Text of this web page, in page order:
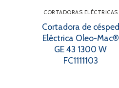
CORTADORAS ELÉCTRICAS
Cortadora de césped
Eléctrica Oleo-Mac®
GE 43 1300 W
FC1111103